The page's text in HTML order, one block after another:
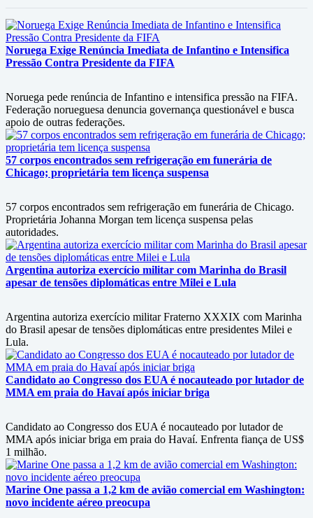
Noruega Exige Renúncia Imediata de Infantino e Intensifica
Pressão Contra Presidente da FIFA
Noruega pede renúncia de Infantino e intensifica pressão na FIFA.
Federação norueguesa denuncia governança questionável e busca
apoio de outras federações.
57 corpos encontrados sem refrigeração em funerária de
Chicago; proprietária tem licença suspensa
57 corpos encontrados sem refrigeração em funerária de Chicago.
Proprietária Johanna Morgan tem licença suspensa pelas
autoridades.
Argentina autoriza exercício militar com Marinha do Brasil
apesar de tensões diplomáticas entre Milei e Lula
Argentina autoriza exercício militar Fraterno XXXIX com Marinha
do Brasil apesar de tensões diplomáticas entre presidentes Milei e
Lula.
Candidato ao Congresso dos EUA é nocauteado por lutador de
MMA em praia do Havaí após iniciar briga
Candidato ao Congresso dos EUA é nocauteado por lutador de
MMA após iniciar briga em praia do Havaí. Enfrenta fiança de US$
1 milhão.
Marine One passa a 1,2 km de avião comercial em Washington:
novo incidente aéreo preocupa